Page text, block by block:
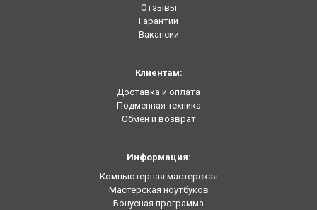
Отзывы
Гарантии
Вакансии
Клиентам:
Доставка и оплата
Подменная техника
Обмен и возврат
Информация:
Компьютерная мастерская
Мастерская ноутбуков
Бонусная программа